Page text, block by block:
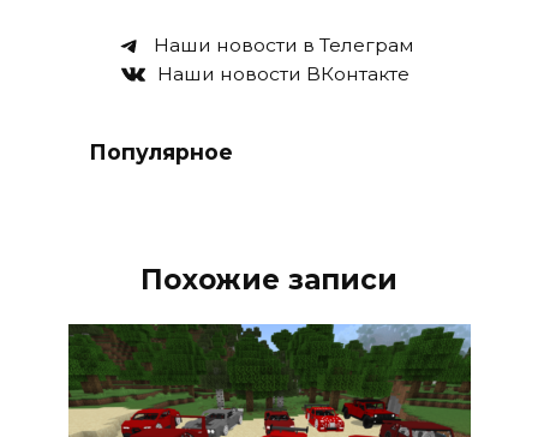
Наши новости в Телеграм
Наши новости ВКонтакте
Популярное
Похожие записи